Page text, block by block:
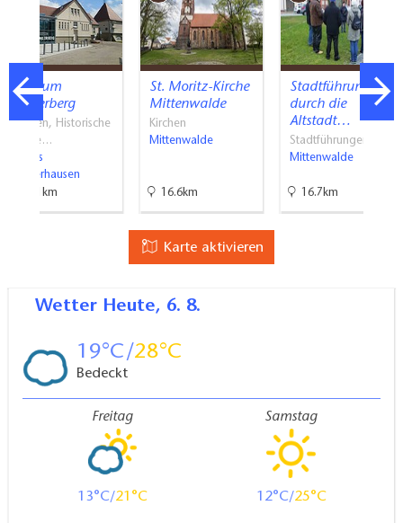
Museum
Funkerberg
Museen, Historische
Baude…
Königs
Wusterhausen
27.1km
St. Moritz-Kirche
Mittenwalde
Kirchen
Mittenwalde
16.6km
Stadtführungen
durch die
Altstadt…
Stadtführungen
Mittenwalde
16.7km
Karte aktivieren
Wetter Heute, 6. 8.
19 28
Bedeckt
Freitag
13 21
Samstag
12 25